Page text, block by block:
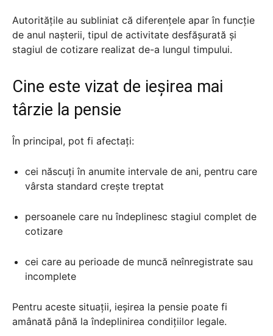
Autoritățile au subliniat că diferențele apar în funcție
de anul nașterii, tipul de activitate desfășurată și
stagiul de cotizare realizat de-a lungul timpului.
Cine este vizat de ieșirea mai
târzie la pensie
În principal, pot fi afectați:
cei născuți în anumite intervale de ani, pentru care
vârsta standard crește treptat
persoanele care nu îndeplinesc stagiul complet de
cotizare
cei care au perioade de muncă neînregistrate sau
incomplete
Pentru aceste situații, ieșirea la pensie poate fi
amânată până la îndeplinirea condițiilor legale.